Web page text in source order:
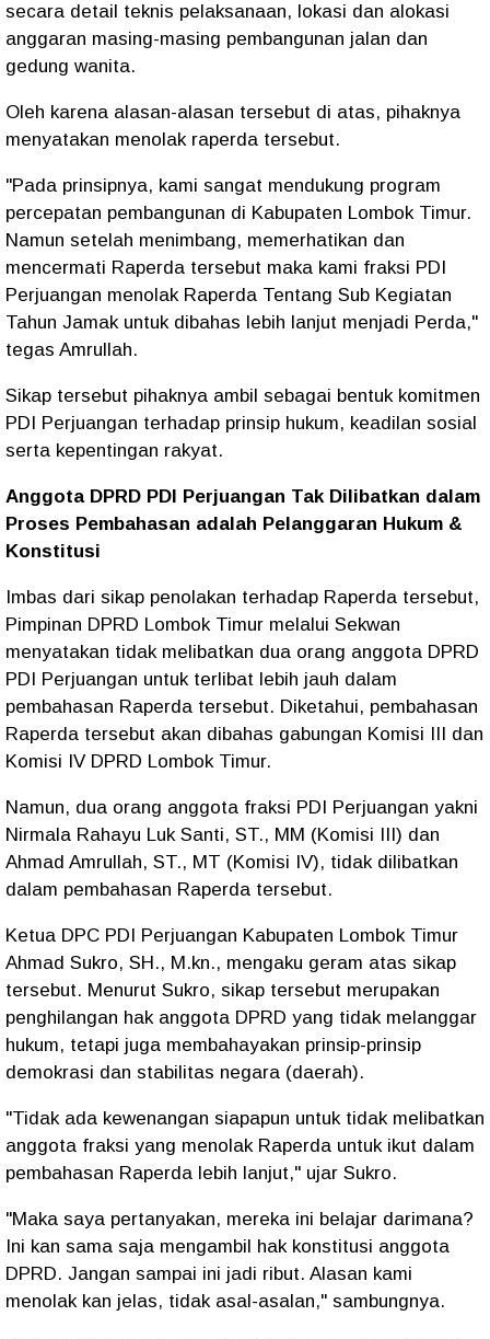
secara detail teknis pelaksanaan, lokasi dan alokasi
anggaran masing-masing pembangunan jalan dan
gedung wanita.
Oleh karena alasan-alasan tersebut di atas, pihaknya
menyatakan menolak raperda tersebut.
"Pada prinsipnya, kami sangat mendukung program
percepatan pembangunan di Kabupaten Lombok Timur.
Namun setelah menimbang, memerhatikan dan
mencermati Raperda tersebut maka kami fraksi PDI
Perjuangan menolak Raperda Tentang Sub Kegiatan
Tahun Jamak untuk dibahas lebih lanjut menjadi Perda,"
tegas Amrullah.
Sikap tersebut pihaknya ambil sebagai bentuk komitmen
PDI Perjuangan terhadap prinsip hukum, keadilan sosial
serta kepentingan rakyat.
Anggota DPRD PDI Perjuangan Tak Dilibatkan dalam
Proses Pembahasan adalah Pelanggaran Hukum &
Konstitusi
Imbas dari sikap penolakan terhadap Raperda tersebut,
Pimpinan DPRD Lombok Timur melalui Sekwan
menyatakan tidak melibatkan dua orang anggota DPRD
PDI Perjuangan untuk terlibat lebih jauh dalam
pembahasan Raperda tersebut. Diketahui, pembahasan
Raperda tersebut akan dibahas gabungan Komisi III dan
Komisi IV DPRD Lombok Timur.
Namun, dua orang anggota fraksi PDI Perjuangan yakni
Nirmala Rahayu Luk Santi, ST., MM (Komisi III) dan
Ahmad Amrullah, ST., MT (Komisi IV), tidak dilibatkan
dalam pembahasan Raperda tersebut.
Ketua DPC PDI Perjuangan Kabupaten Lombok Timur
Ahmad Sukro, SH., M.kn., mengaku geram atas sikap
tersebut. Menurut Sukro, sikap tersebut merupakan
penghilangan hak anggota DPRD yang tidak melanggar
hukum, tetapi juga membahayakan prinsip-prinsip
demokrasi dan stabilitas negara (daerah).
"Tidak ada kewenangan siapapun untuk tidak melibatkan
anggota fraksi yang menolak Raperda untuk ikut dalam
pembahasan Raperda lebih lanjut," ujar Sukro.
"Maka saya pertanyakan, mereka ini belajar darimana?
Ini kan sama saja mengambil hak konstitusi anggota
DPRD. Jangan sampai ini jadi ribut. Alasan kami
menolak kan jelas, tidak asal-asalan," sambungnya.